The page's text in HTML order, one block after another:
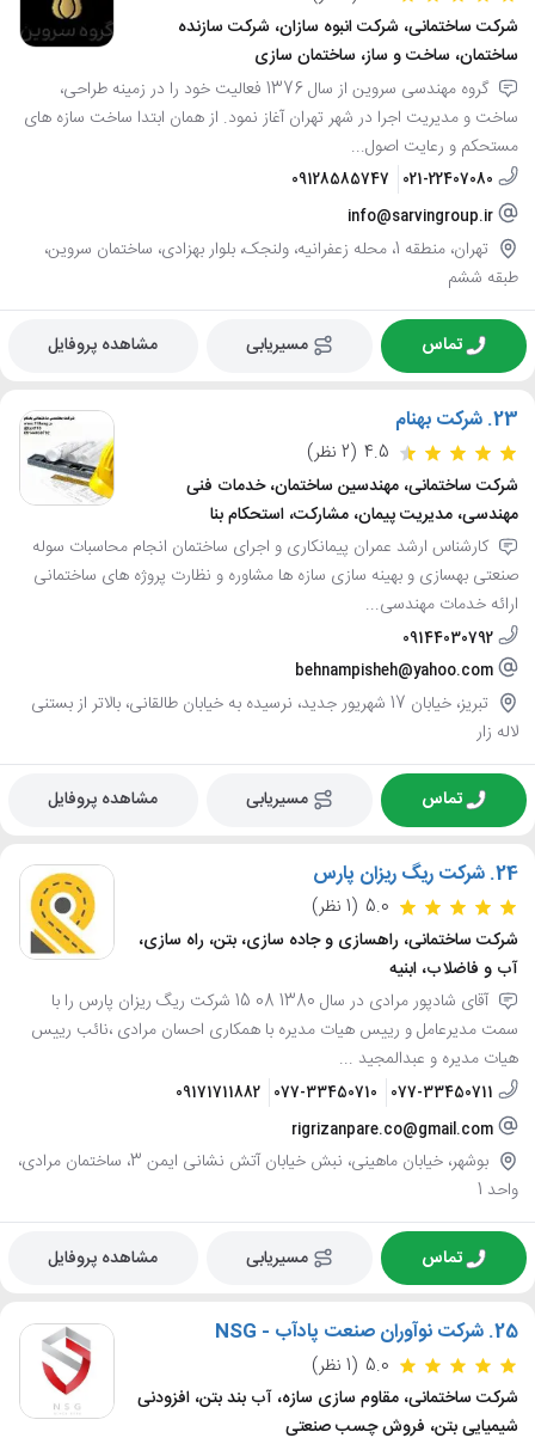
شرکت ساختمانی، شرکت انبوه سازان، شرکت سازنده
ساختمان، ساخت و ساز، ساختمان سازی
گروه مهندسی سروین از سال 1376 فعالیت خود را در زمینه طراحی،
ساخت و مدیریت اجرا در شهر تهران آغاز نمود. از همان ابتدا ساخت سازه های
مستحکم و رعایت اصول...
021-22407080
09128585747
info@sarvingroup.ir
تهران، منطقه 1، محله زعفرانیه، ولنجک، بلوار بهزادی، ساختمان سروین،
طبقه ششم
تماس مسیریابی مشاهده پروفایل
23. شرکت بهنام
4.5 (2 نظر)
شرکت ساختمانی، مهندسین ساختمان، خدمات فنی
مهندسی، مدیریت پیمان، مشارکت، استحکام بنا
کارشناس ارشد عمران پیمانکاری و اجرای ساختمان انجام محاسبات سوله
صنعتی بهسازی و بهینه سازی سازه ها مشاوره و نظارت پروژه های ساختمانی
ارائه خدمات مهندسی...
09144030792
behnampisheh@yahoo.com
تبریز، خیابان 17 شهریور جدید، نرسیده به خیابان طالقانی، بالاتر از بستنی
لاله زار
تماس مسیریابی مشاهده پروفایل
24. شرکت ریگ ریزان پارس
5.0 (1 نظر)
شرکت ساختمانی، راهسازی و جاده سازی، بتن، راه سازی،
آب و فاضلاب، ابنیه
آقای شادپور مرادی در سال 1380 08 15 شرکت ریگ ریزان پارس را با
سمت مدیرعامل و رییس هیات مدیره با همکاری احسان مرادی ،نائب رییس
هیات مدیره و عبدالمجید ...
077-33450711
077-33450710
09171711882
rigrizanpare.co@gmail.com
بوشهر، خیابان ماهینی، نبش خیابان آتش نشانی ایمن 3، ساختمان مرادی،
واحد 1
تماس مسیریابی مشاهده پروفایل
25. شرکت نوآوران صنعت پادآب - NSG
5.0 (1 نظر)
شرکت ساختمانی، مقاوم سازی سازه، آب بند بتن، افزودنی
شیمیایی بتن، فروش چسب صنعتی